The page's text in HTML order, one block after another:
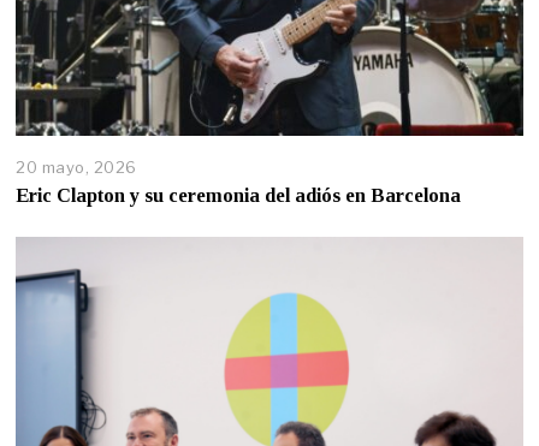
20 mayo, 2026
Eric Clapton y su ceremonia del adiós en Barcelona